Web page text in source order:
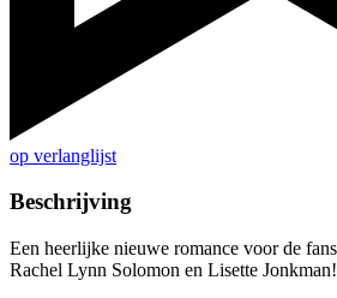
op verlanglijst
Beschrijving
Een heerlijke nieuwe romance voor de
Rachel Lynn Solomon en Lisette Jonkman!